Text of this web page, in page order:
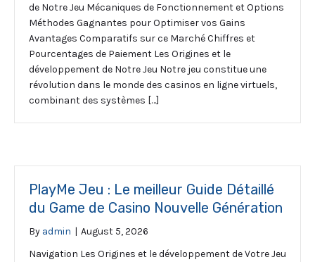
de Notre Jeu Mécaniques de Fonctionnement et Options
Méthodes Gagnantes pour Optimiser vos Gains
Avantages Comparatifs sur ce Marché Chiffres et
Pourcentages de Paiement Les Origines et le
développement de Notre Jeu Notre jeu constitue une
révolution dans le monde des casinos en ligne virtuels,
combinant des systèmes […]
PlayMe Jeu : Le meilleur Guide Détaillé
du Game de Casino Nouvelle Génération
By admin | August 5, 2026
Navigation Les Origines et le développement de Votre Jeu